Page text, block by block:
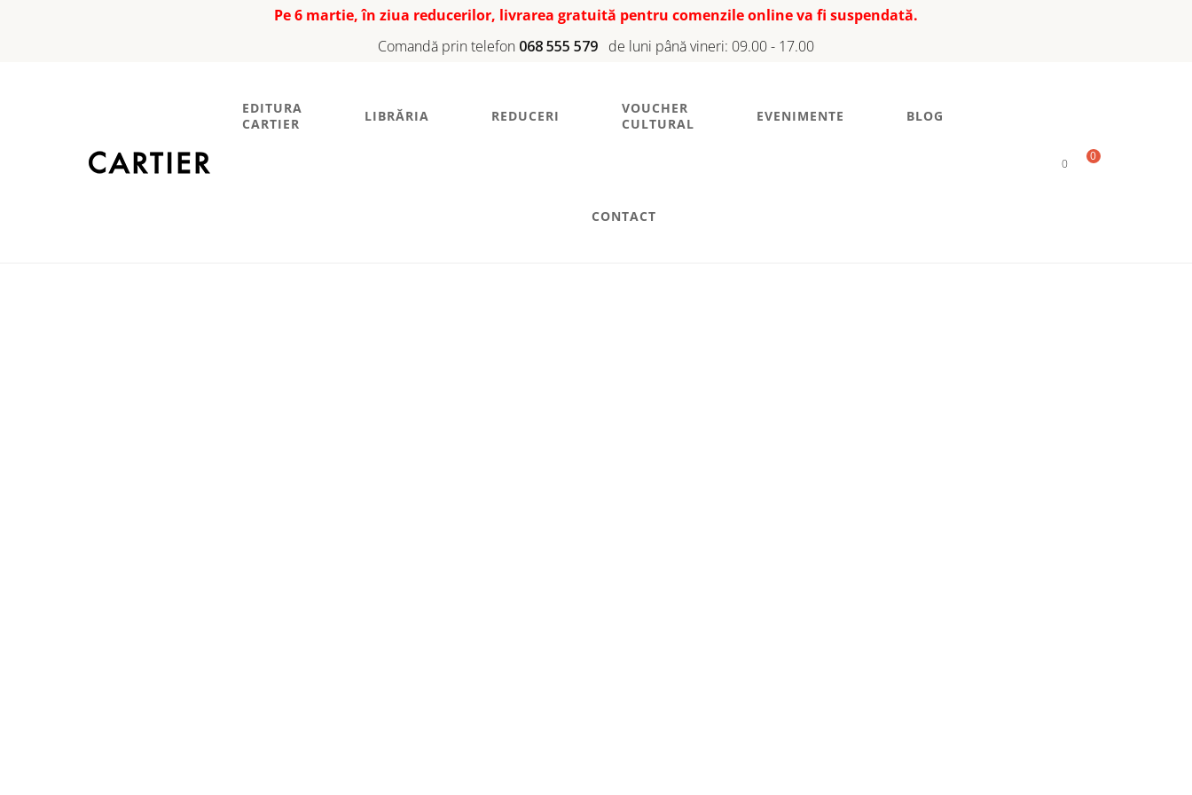
Pe 6 martie, în ziua reducerilor, livrarea gratuită pentru comenzile online va fi suspendată.
Comandă prin telefon 068 555 579 de luni până vineri: 09.00 - 17.00
EDITURA
CARTIER
LIBRĂRIA REDUCERI
VOUCHER
CULTURAL
EVENIMENTE BLOG
CONTACT
0
0